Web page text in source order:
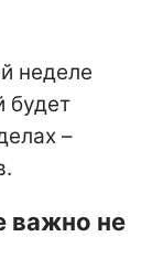
неделе
будет
–
важно не